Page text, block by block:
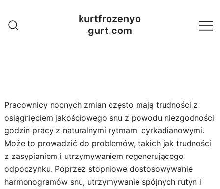
content
kurtfrozenyo
gurt.com
Pracownicy nocnych zmian często mają trudności z
osiągnięciem jakościowego snu z powodu niezgodności
godzin pracy z naturalnymi rytmami cyrkadianowymi.
Może to prowadzić do problemów, takich jak trudności
z zasypianiem i utrzymywaniem regenerującego
odpoczynku. Poprzez stopniowe dostosowywanie
harmonogramów snu, utrzymywanie spójnych rutyn i